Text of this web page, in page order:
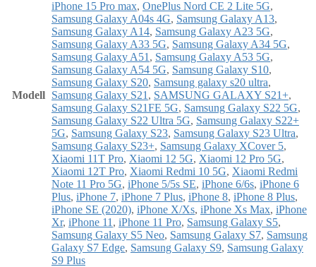
Modell
iPhone 15 Pro max, OnePlus Nord CE 2 Lite 5G,
Samsung Galaxy A04s 4G, Samsung Galaxy A13,
Samsung Galaxy A14, Samsung Galaxy A23 5G,
Samsung Galaxy A33 5G, Samsung Galaxy A34 5G,
Samsung Galaxy A51 , Samsung Galaxy A53 5G,
Samsung Galaxy A54 5G, Samsung Galaxy S10,
Samsung Galaxy S20, Samsung galaxy s20 ultra,
Samsung Galaxy S21 , SAMSUNG GALAXY S21+,
Samsung Galaxy S21FE 5G, Samsung Galaxy S22 5G,
Samsung Galaxy S22 Ultra 5G, Samsung Galaxy S22+
5G, Samsung Galaxy S23, Samsung Galaxy S23 Ultra,
Samsung Galaxy S23+, Samsung Galaxy XCover 5,
Xiaomi 11T Pro, Xiaomi 12 5G, Xiaomi 12 Pro 5G,
Xiaomi 12T Pro, Xiaomi Redmi 10 5G, Xiaomi Redmi
Note 11 Pro 5G, iPhone 5/5s SE, iPhone 6/6s, iPhone 6
Plus, iPhone 7, iPhone 7 Plus, iPhone 8, iPhone 8 Plus,
iPhone SE (2020), iPhone X/Xs, iPhone Xs Max, iPhone
Xr, iPhone 11 , iPhone 11 Pro, Samsung Galaxy S5,
Samsung Galaxy S5 Neo, Samsung Galaxy S7, Samsung
Galaxy S7 Edge, Samsung Galaxy S9, Samsung Galaxy
S9 Plus